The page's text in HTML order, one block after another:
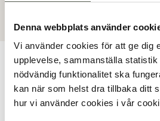
Denna webbplats använder
Vi använder cookies för att ge dig
upplevelse, sammanställa
nödvändig funktionalitet ska
kan när som helst dra tillbaka ditt
hur vi använder cookies i vår